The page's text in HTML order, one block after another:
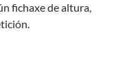
fichaxe de altura,